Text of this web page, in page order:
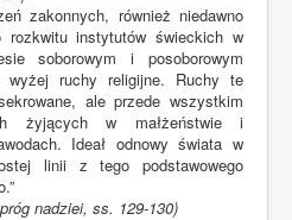
zakonnych, również niedawno
rozkwitu instytutów świeckich w
soborowym i posoborowym
wyżej ruchy religijne. Ruchy te
ale przede wszystkim
żyjących w małżeństwie i
Ideał odnowy świata w
linii z tego podstawowego
nadziei, ss. 129-130)